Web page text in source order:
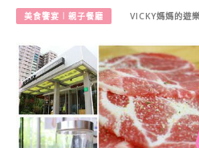
美食饗宴︱親子餐廳 VICKY媽媽的遊